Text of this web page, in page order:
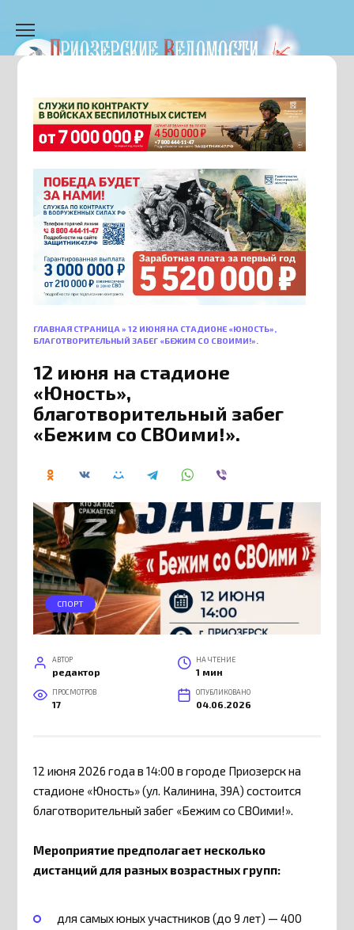
содержанию
ГЛАВНАЯ СТРАНИЦА »12 ИЮНЯ НА СТАДИОНЕ «ЮНОСТЬ»,
БЛАГОТВОРИТЕЛЬНЫЙ ЗАБЕГ «БЕЖИМ СО СВОИМИ!».
12 июня на стадионе
«Юность»,
благотворительный забег
«Бежим со СВОими!».
СПОРТ
АВТОР
редактор
НА ЧТЕНИЕ
1 мин
ПРОСМОТРОВ
17
ОПУБЛИКОВАНО
04.06.2026
12 июня 2026 года в 14:00 в городе Приозерск на
стадионе «Юность» (ул. Калинина, 39А) состоится
благотворительный забег «Бежим со СВОими!».
Мероприятие предполагает несколько
дистанций для разных возрастных групп:
для самых юных участников (до 9 лет) — 400